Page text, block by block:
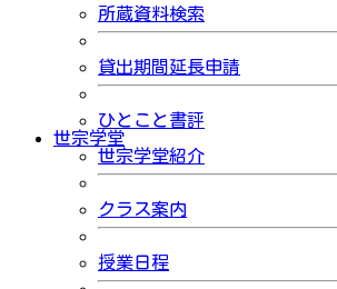
所蔵資料検索
貸出期間延長申請
ひとこと書評
世宗学堂
世宗学堂紹介
クラス案内
授業日程